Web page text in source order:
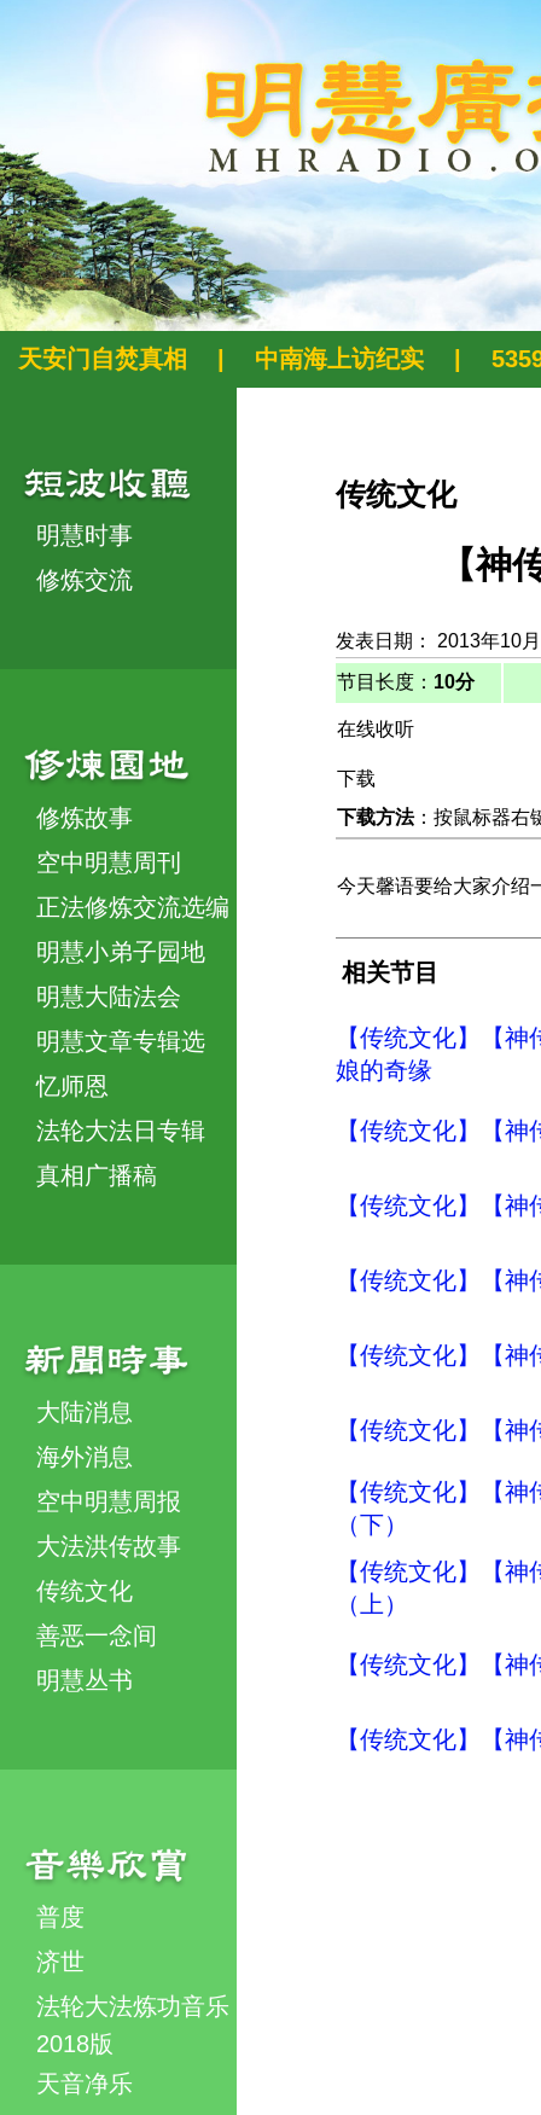
天安门自焚真相 中南海上访纪实
明慧时事
修炼交流
修炼故事
空中明慧周刊
正法修炼交流选编
明慧小弟子园地
明慧大陆法会
明慧文章专辑选
忆师恩
法轮大法日专辑
真相广播稿
大陆消息
海外消息
空中明慧周报
大法洪传故事
传统文化
善恶一念间
明慧丛书
普度
济世
法轮大法炼功音乐
2018版
天音净乐
传统文化
【神
发表日期： 2013年10
节目长度： 10分
在线收听
下载
下载方法：按鼠标器右
今天馨语要给大家介
相关节目
【传统文化】【
娘的奇缘
【传统文化】【
【传统文化】【
【传统文化】【
【传统文化】【
【传统文化】【
【传统文化】【
（下）
【传统文化】【
（上）
【传统文化】【
【传统文化】【